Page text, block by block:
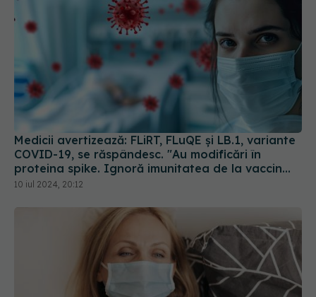
Medicii avertizează: FLiRT, FLuQE și LB.1, variante
COVID-19, se răspândesc. "Au modificări în
proteina spike. Ignoră imunitatea de la vaccin
sau infectarea anterioară
10 iul 2024, 20:12